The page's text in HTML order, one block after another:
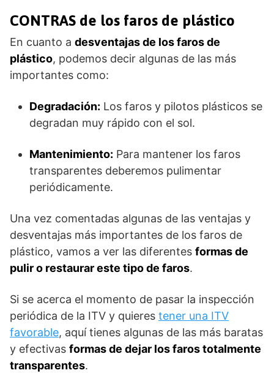
CONTRAS de los faros de plástico
En cuanto a desventajas de los faros de
plástico, podemos decir algunas de las más
importantes como:
Degradación: Los faros y pilotos plásticos se
degradan muy rápido con el sol.
Mantenimiento: Para mantener los faros
transparentes deberemos pulimentar
periódicamente.
Una vez comentadas algunas de las ventajas y
desventajas más importantes de los faros de
plástico, vamos a ver las diferentes formas de
pulir o restaurar este tipo de faros.
Si se acerca el momento de pasar la inspección
periódica de la ITV y quieres tener una ITV
favorable, aquí tienes algunas de las más baratas
y efectivas formas de dejar los faros totalmente
transparentes.